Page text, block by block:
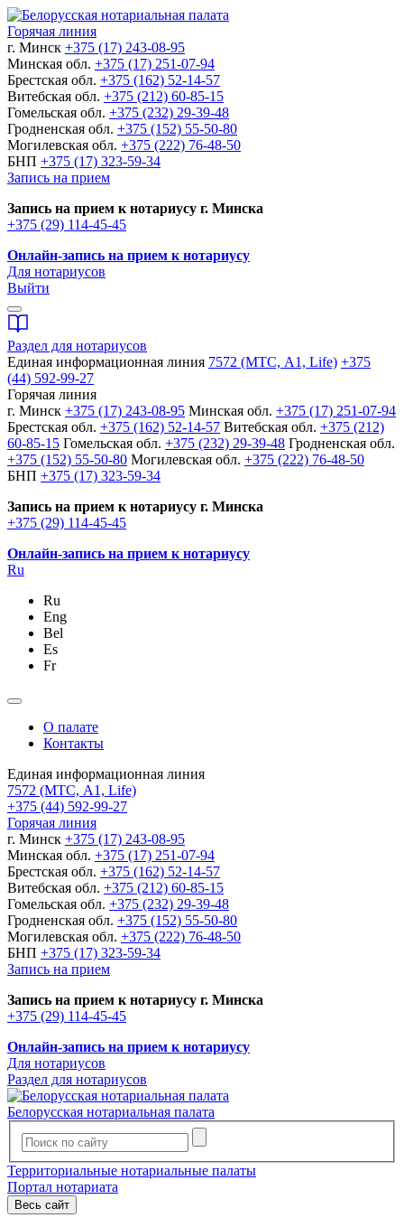
Горячая линия
г. Минск +375 (17) 243-08-95
Минская обл. +375 (17) 251-07-94
Брестская обл. +375 (162) 52-14-57
Витебская обл. +375 (212) 60-85-15
Гомельская обл. +375 (232) 29-39-48
Гродненская обл. +375 (152) 55-50-80
Могилевская обл. +375 (222) 76-48-50
БНП +375 (17) 323-59-34
Запись на прием
Запись на прием к нотариусу г. Минска
+375 (29) 114-45-45
Онлайн-запись на прием к нотариусу
Для нотариусов
Выйти
Раздел для нотариусов
Единая информационная линия 7572 (МТС, A1, Life) +375
(44) 592-99-27
Горячая линия
г. Минск +375 (17) 243-08-95 Минская обл. +375 (17) 251-07-94
Брестская обл. +375 (162) 52-14-57 Витебская обл. +375 (212)
60-85-15 Гомельская обл. +375 (232) 29-39-48 Гродненская обл.
+375 (152) 55-50-80 Могилевская обл. +375 (222) 76-48-50
БНП +375 (17) 323-59-34
Запись на прием к нотариусу г. Минска
+375 (29) 114-45-45
Онлайн-запись на прием к нотариусу
Ru
Ru
Eng
Bel
Es
Fr
О палате
Контакты
Единая информационная линия
7572 (МТС, A1, Life)
+375 (44) 592-99-27
Горячая линия
г. Минск +375 (17) 243-08-95
Минская обл. +375 (17) 251-07-94
Брестская обл. +375 (162) 52-14-57
Витебская обл. +375 (212) 60-85-15
Гомельская обл. +375 (232) 29-39-48
Гродненская обл. +375 (152) 55-50-80
Могилевская обл. +375 (222) 76-48-50
БНП +375 (17) 323-59-34
Запись на прием
Запись на прием к нотариусу г. Минска
+375 (29) 114-45-45
Онлайн-запись на прием к нотариусу
Для нотариусов
Раздел для нотариусов
Белорусская нотариальная палата
Территориальные нотариальные палаты
Портал нотариата
Весь сайт